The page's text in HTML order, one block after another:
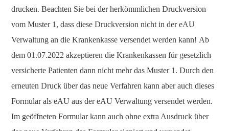
drucken. Beachten Sie bei der herkömmlichen Druckversion
vom Muster 1, dass diese Druckversion nicht in der eAU
Verwaltung an die Krankenkasse versendet werden kann! Ab
dem 01.07.2022 akzeptieren die Krankenkassen für gesetzlich
versicherte Patienten dann nicht mehr das Muster 1. Durch den
erneuten Druck über das neue Verfahren kann aber auch dieses
Formular als eAU aus der eAU Verwaltung versendet werden.
Im geöffneten Formular kann auch ohne extra Ausdruck über